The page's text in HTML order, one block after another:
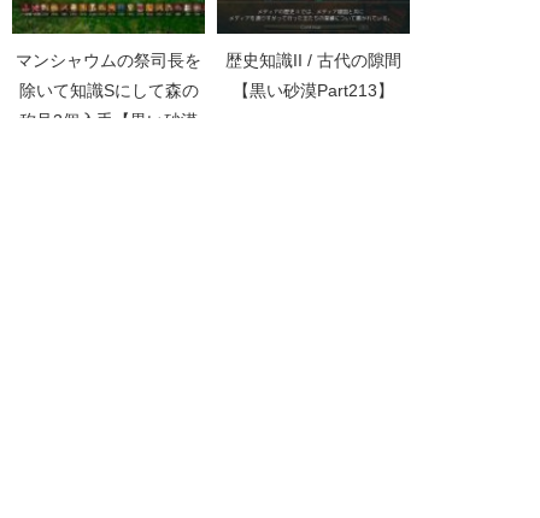
マンシャウムの祭司長を
除いて知識Sにして森の
称号3個入手【黒い砂漠
歴史知識II / 古代の隙間
【黒い砂漠Part213】